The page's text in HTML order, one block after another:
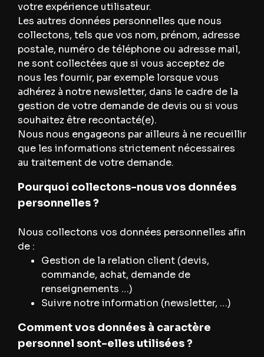
votre expérience utilisateur.
Les autres données personnelles que nous
collectons, tels que vos nom, prénom, adresse
postale, numéro de téléphone ou adresse mail,
ne sont collectées que si vous acceptez de
nous les fournir, par exemple lorsque vous
adhérez à notre newsletter, dans le cadre de la
gestion de votre demande de devis ou si vous
souhaitez être recontacté(e).
Nous nous engageons par ailleurs à ne recueillir
que les informations strictement nécessaires
au traitement de votre demande.
Pourquoi collectons-nous vos données
personnelles ?
Nous collectons vos données personnelles afin
de :
Gestion de la relation client (devis,
commande, achat, demande de
renseignements …)
Suivre notre information (newsletter, …)
Comment vos données à caractère
personnel sont-elles utilisées ?